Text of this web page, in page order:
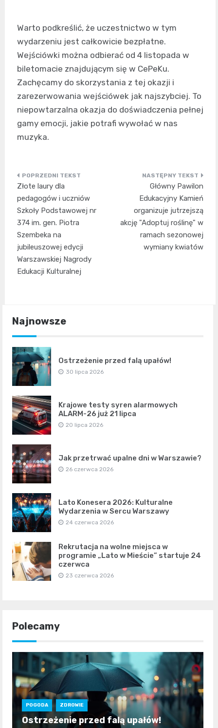
Warto podkreślić, że uczestnictwo w tym
wydarzeniu jest całkowicie bezpłatne.
Wejściówki można odbierać od 4 listopada w
biletomacie znajdującym się w CePeKu.
Zachęcamy do skorzystania z tej okazji i
zarezerwowania wejściówek jak najszybciej. To
niepowtarzalna okazja do doświadczenia pełnej
gamy emocji, jakie potrafi wywołać w nas
muzyka.
Nawigacja
wpisu
Złote laury dla
pedagogów i uczniów
Szkoły Podstawowej nr
374 im. gen. Piotra
Szembeka na
jubileuszowej edycji
Warszawskiej Nagrody
Edukacji Kulturalnej
Główny Pawilon
Edukacyjny Kamień
organizuje jutrzejszą
akcję "Adoptuj roślinę" w
ramach sezonowej
wymiany kwiatów
Najnowsze
Ostrzeżenie przed falą upałów!
30 lipca 2026
Krajowe testy syren alarmowych
ALARM-26 już 21 lipca
20 lipca 2026
Jak przetrwać upalne dni w Warszawie?
26 czerwca 2026
Lato Konesera 2026: Kulturalne
Wydarzenia w Sercu Warszawy
24 czerwca 2026
Rekrutacja na wolne miejsca w
programie „Lato w Mieście” startuje 24
czerwca
23 czerwca 2026
Polecamy
POGODA ZDROWIE
Ostrzeżenie przed falą upałów!